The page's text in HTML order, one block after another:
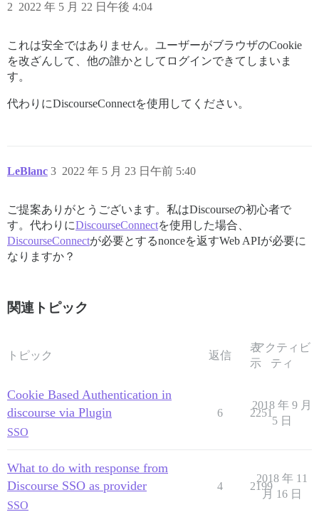
2022 年 5 月 22 日午後 4:04
2
これは安全ではありません。ユーザーがブラウザのCookie
を改ざんして、他の誰かとしてログインできてしまいま
す。
代わりにDiscourseConnectを使用してください。
LeBlanc 2022 年 5 月 23 日午前 5:40
3
ご提案ありがとうございます。私はDiscourseの初心者で
す。代わりにDiscourseConnectを使用した場合、
DiscourseConnectが必要とするnonceを返すWeb APIが必要に
なりますか？
関連トピック
トピック 返信
表
示
アクティビ
ティ
Cookie Based Authentication in
discourse via Plugin
SSO
6 2251
2018 年 9 月
5 日
What to do with response from
Discourse SSO as provider
SSO
4 2199
2018 年 11
月 16 日